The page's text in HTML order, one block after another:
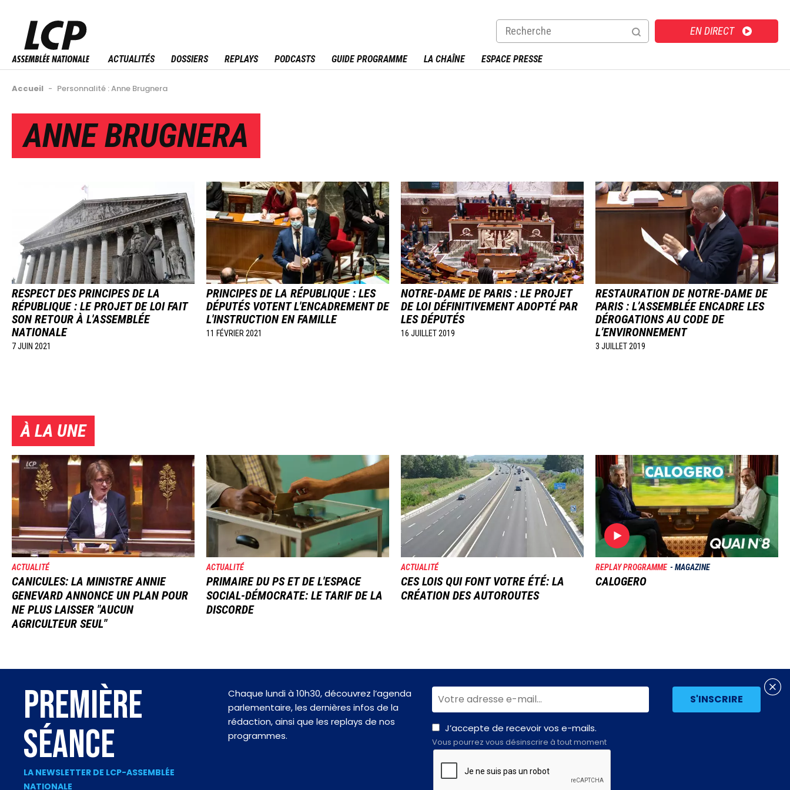
contenu
principal
EN DIRECT
ACTUALITÉS DOSSIERS REPLAYS PODCASTS GUIDE PROGRAMME LA CHAÎNE ESPACE PRESSE
Fil
Accueil - Personnalité : Anne Brugnera
ANNE BRUGNERA
RESPECT DES PRINCIPES DE LA
RÉPUBLIQUE : LE PROJET DE LOI FAIT
SON RETOUR À L'ASSEMBLÉE
NATIONALE
7 JUIN 2021
Image
PRINCIPES DE LA RÉPUBLIQUE : LES
DÉPUTÉS VOTENT L'ENCADREMENT DE
L'INSTRUCTION EN FAMILLE
11 FÉVRIER 2021
Image
NOTRE-DAME DE PARIS : LE PROJET
DE LOI DÉFINITIVEMENT ADOPTÉ PAR
LES DÉPUTÉS
16 JUILLET 2019
Image
RESTAURATION DE NOTRE-DAME DE
PARIS : L’ASSEMBLÉE ENCADRE LES
DÉROGATIONS AU CODE DE
L’ENVIRONNEMENT
3 JUILLET 2019
À LA UNE
Image
ACTUALITÉ
CANICULES: LA MINISTRE ANNIE
GENEVARD ANNONCE UN PLAN POUR
NE PLUS LAISSER "AUCUN
AGRICULTEUR SEUL"
Image
ACTUALITÉ
PRIMAIRE DU PS ET DE L'ESPACE
SOCIAL-DÉMOCRATE: LE TARIF DE LA
DISCORDE
Image
ACTUALITÉ
CES LOIS QUI FONT VOTRE ÉTÉ: LA
CRÉATION DES AUTOROUTES
Image
REPLAY PROGRAMME MAGAZINE
CALOGERO
PREMIÈRE
SÉANCE
LA NEWSLETTER DE LCP-ASSEMBLÉE
NATIONALE
Chaque lundi à 10h30, découvrez l’agenda
parlementaire, les dernières infos de la
rédaction, ainsi que les replays de nos
programmes.
J’accepte de recevoir vos e-mails.
Vous pourrez vous désinscrire à tout moment